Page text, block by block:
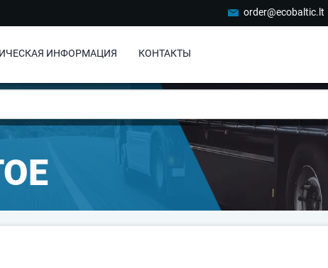
order@ecobaltic.lt
ИНФОРМАЦИЯ КОНТАКТЫ